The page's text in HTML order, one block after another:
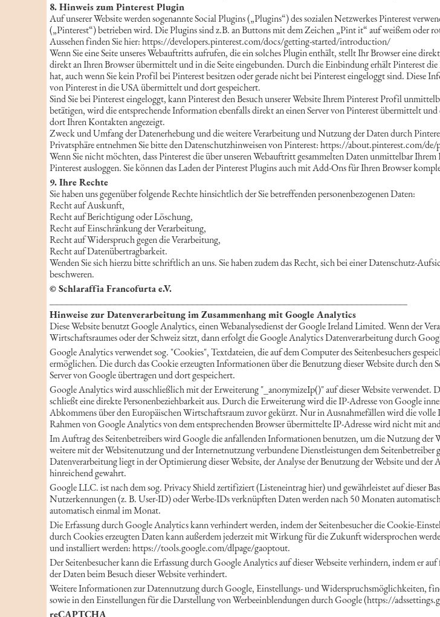
8. Hinweis zum Pinterest Plugin
Auf unserer Website werden sogenannte Social Plugins („Plugins“) des sozialen Netzwerkes Pinterest
(„Pinterest“) betrieben wird. Die Plugins sind z.B. an Buttons mit dem Zeichen „Pint it“ auf weißem oder
Aussehen finden Sie hier: https://developers.pinterest.com/docs/getting-started/introduction/
Wenn Sie eine Seite unseres Webauftritts aufrufen, die ein solches Plugin enthält, stellt Ihr Browser eine
direkt an Ihren Browser übermittelt und in die Seite eingebunden. Durch die Einbindung erhält Pinterest
hat, auch wenn Sie kein Profil bei Pinterest besitzen oder gerade nicht bei Pinterest eingeloggt sind.
von Pinterest in die USA übermittelt und dort gespeichert.
Sind Sie bei Pinterest eingeloggt, kann Pinterest den Besuch unserer Website Ihrem Pinterest Profil
betätigen, wird die entsprechende Information ebenfalls direkt an einen Server von Pinterest übermittelt
dort Ihren Kontakten angezeigt.
Zweck und Umfang der Datenerhebung und die weitere Verarbeitung und Nutzung der Daten durch
Privatsphäre entnehmen Sie bitte den Datenschutzhinweisen von Pinterest: https://about.pinterest.com/
Wenn Sie nicht möchten, dass Pinterest die über unseren Webauftritt gesammelten Daten unmittelbar
Pinterest ausloggen. Sie können das Laden der Pinterest Plugins auch mit Add-Ons für Ihren Browser
9. Ihre Rechte
Sie haben uns gegenüber folgende Rechte hinsichtlich der Sie betreffenden personenbezogenen Daten:
Recht auf Auskunft,
Recht auf Berichtigung oder Löschung,
Recht auf Einschränkung der Verarbeitung,
Recht auf Widerspruch gegen die Verarbeitung,
Recht auf Datenübertragbarkeit.
Wenden Sie sich hierzu bitte schriftlich an uns. Sie haben zudem das Recht, sich bei einer Datenschutz-
beschweren.
© Schlaraffia Francofurta e.V.
Hinweise zur Datenverarbeitung im Zusammenhang mit Google Analytics
Diese Website benutzt Google Analytics, einen Webanalysedienst der Google Ireland Limited. Wenn der
Wirtschaftsraumes oder der Schweiz sitzt, dann erfolgt die Google Analytics Datenverarbeitung durch
Google Analytics verwendet sog. "Cookies", Textdateien, die auf dem Computer des Seitenbesuchers
ermöglichen. Die durch das Cookie erzeugten Informationen über die Benutzung dieser Website durch den
Server von Google übertragen und dort gespeichert.
Google Analytics wird ausschließlich mit der Erweiterung "_anonymizeIp()" auf dieser Website verwendet.
schließt eine direkte Personenbeziehbarkeit aus. Durch die Erweiterung wird die IP-Adresse von Google
Abkommens über den Europäischen Wirtschaftsraum zuvor gekürzt. Nur in Ausnahmefällen wird die
Rahmen von Google Analytics von dem entsprechenden Browser übermittelte IP-Adresse wird nicht mit
Im Auftrag des Seitenbetreibers wird Google die anfallenden Informationen benutzen, um die Nutzung der
weitere mit der Websitenutzung und der Internetnutzung verbundene Dienstleistungen dem
Datenverarbeitung liegt in der Optimierung dieser Website, der Analyse der Benutzung der Website und
hinreichend gewahrt.
Google LLC. ist nach dem sog. Privacy Shield zertifiziert (Listeneintrag hier) und gewährleistet auf dieser
Nutzerkennungen (z. B. User-ID) oder Werbe-IDs verknüpften Daten werden nach 50 Monaten
automatisch einmal im Monat.
Die Erfassung durch Google Analytics kann verhindert werden, indem der Seitenbesucher die Cookie-
durch Cookies erzeugten Daten kann außerdem jederzeit mit Wirkung für die Zukunft widersprochen
und installiert werden: https://tools.google.com/dlpage/gaoptout.
Der Seitenbesucher kann die Erfassung durch Google Analytics auf dieser Webseite verhindern, indem
der Daten beim Besuch dieser Website verhindert.
Weitere Informationen zur Datennutzung durch Google, Einstellungs- und Widerspruchsmöglichkeiten,
sowie in den Einstellungen für die Darstellung von Werbeeinblendungen durch Google (https://
reCAPTCHA